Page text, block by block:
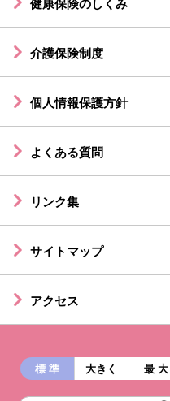
健康保険のしくみ
介護保険制度
個人情報保護方針
よくある質問
リンク集
サイトマップ
アクセス
標 準 大きく 最 大